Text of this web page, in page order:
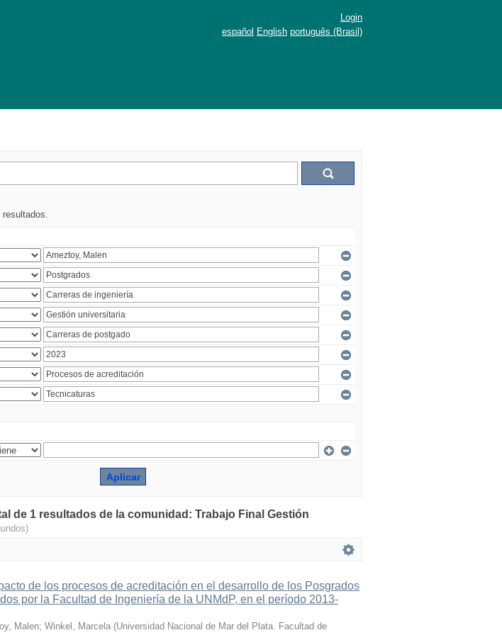
Login
español English português (Brasil)
de 1 resultados de la comunidad: Trabajo Final Gestión
de los procesos de acreditación en el desarrollo de los Posgrados
por la Facultad de Ingeniería de la UNMdP, en el período 2013-
Malen; Winkel, Marcela (Universidad Nacional de Mar del Plata. Facultad de